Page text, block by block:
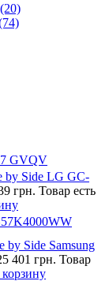
GVQV
by Side LG GC-
грн. Товар есть
by Side Samsung
401 грн. Товар